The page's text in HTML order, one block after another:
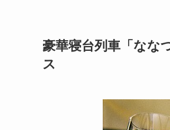
豪華寝台列車「なな
ス